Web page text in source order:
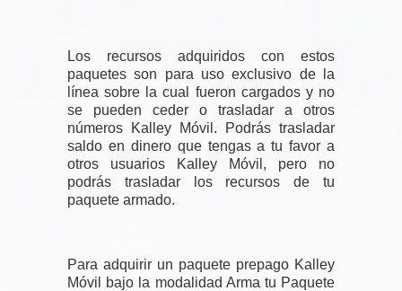
Los recursos adquiridos con estos
paquetes son para uso exclusivo de la
línea sobre la cual fueron cargados y no
se pueden ceder o trasladar a otros
números Kalley Móvil. Podrás trasladar
saldo en dinero que tengas a tu favor a
otros usuarios Kalley Móvil, pero no
podrás trasladar los recursos de tu
paquete armado.
Para adquirir un paquete prepago Kalley
Móvil bajo la modalidad Arma tu Paquete